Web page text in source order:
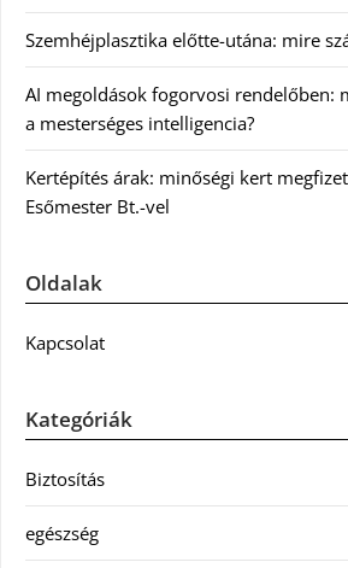
Szemhéjplasztika előtte-utána: mire
AI megoldások fogorvosi rendelőben:
a mesterséges intelligencia?
Kertépítés árak: minőségi kert
Esőmester Bt.-vel
Oldalak
Kapcsolat
Kategóriák
Biztosítás
egészség